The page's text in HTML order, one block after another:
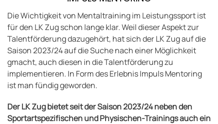
Die Wichtigkeit von Mentaltraining im Leistungssport ist
für den LK Zug schon lange klar. Weil dieser Aspekt zur
Talentförderung dazugehört, hat sich der LK Zug auf die
Saison 2023/24 auf die Suche nach einer Möglichkeit
gmacht, auch diesen in die Talentförderung zu
implementieren. In Form des Erlebnis Impuls Mentoring
ist man fündig geworden.
Der LK Zug bietet seit der Saison 2023/24 neben den
Sportartspezifischen und Physischen-Trainings auch ein